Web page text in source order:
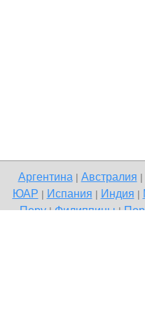
Аргентина| Австралия
ЮАР Испания Индия
Перу|Филиппины|